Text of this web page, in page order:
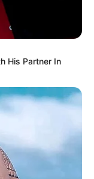
His Partner In